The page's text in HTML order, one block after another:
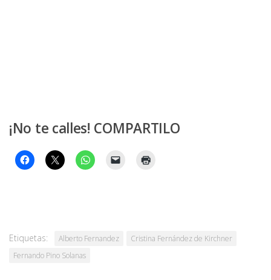
¡No te calles! COMPARTILO
Etiquetas: Alberto Fernandez
Cristina Fernández de Kirchner
Fernando Pino Solanas